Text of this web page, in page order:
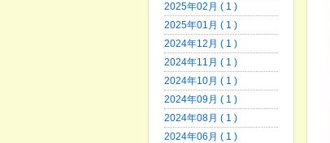
2025年02月 ( 1 )
2025年01月 ( 1 )
2024年12月 ( 1 )
2024年11月 ( 1 )
2024年10月 ( 1 )
2024年09月 ( 1 )
2024年08月 ( 1 )
2024年06月 ( 1 )